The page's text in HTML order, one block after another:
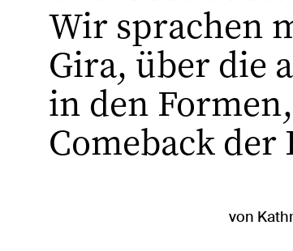
Wir sprachen
Gira, über die
in den
Comeback
von